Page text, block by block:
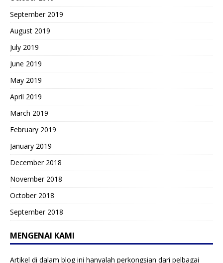
September 2019
August 2019
July 2019
June 2019
May 2019
April 2019
March 2019
February 2019
January 2019
December 2018
November 2018
October 2018
September 2018
MENGENAI KAMI
Artikel di dalam blog ini hanyalah perkongsian dari pelbagai